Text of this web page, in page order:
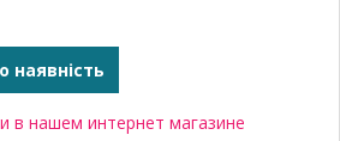
наявність
в нашем интернет магазине